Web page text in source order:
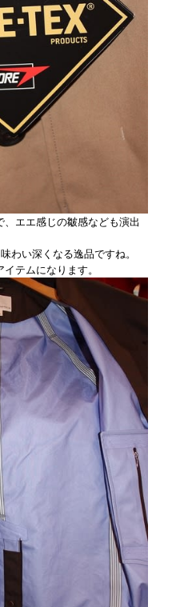
エエ感じの皺感なども演出
わい深くなる逸品ですね。
テムになります。